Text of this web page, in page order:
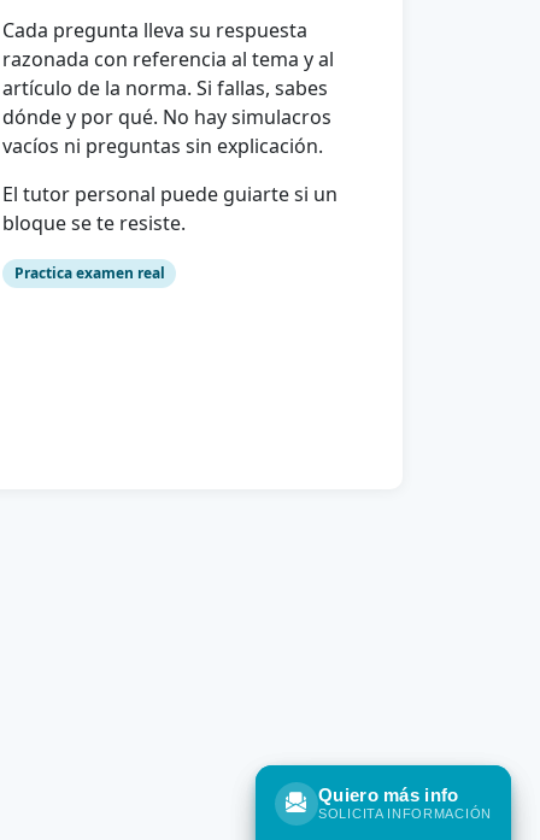
Quiero más info
SOLICITA INFORMACIÓN
Cada pregunta lleva su respuesta
razonada con referencia al tema y al
artículo de la norma. Si fallas, sabes
dónde y por qué. No hay simulacros
vacíos ni preguntas sin explicación.
El tutor personal puede guiarte si un
bloque se te resiste.
Practica examen real
Quiero más info
SOLICITA INFORMACIÓN